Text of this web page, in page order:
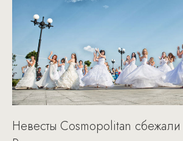
Невесты Cosmopolitan